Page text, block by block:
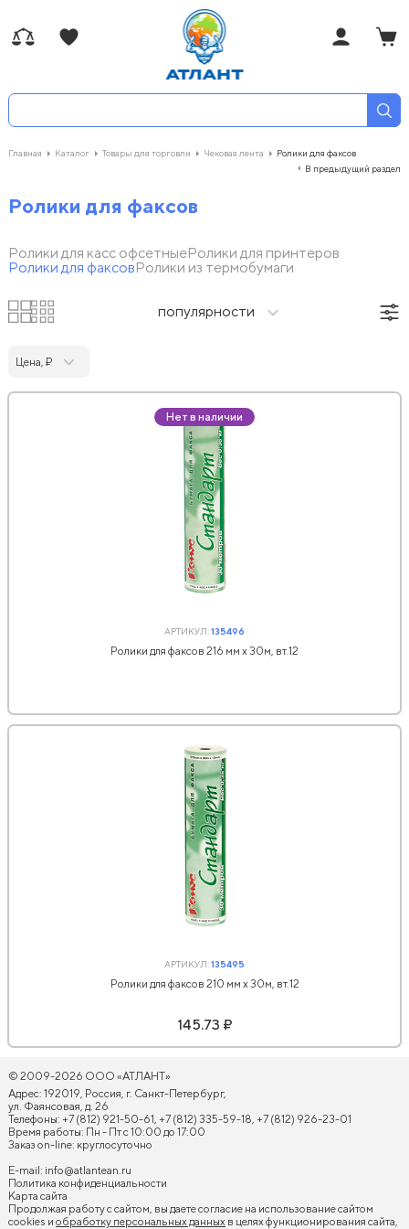
Главная Каталог Товары для торговли Чековая лента
Ролики для факсов
В предыдущий раздел
Ролики для факсов
Ролики для касс офсетныеРолики для принтеров
Ролики для факсовРолики из термобумаги
популярности
Цена, ₽
Нет в наличии
АРТИКУЛ:135496
Ролики для факсов 216 мм х 30м, вт.12
АРТИКУЛ:135495
Ролики для факсов 210 мм х 30м, вт.12
145.73 ₽
© 2009-2026 ООО «АТЛАНТ»
Адрес: 192019, Россия, г. Санкт-Петербург,
ул. Фаянсовая, д. 26
Телефоны: +7 (812) 921-50-61, +7 (812) 335-59-18, +7 (812) 926-23-01
Время работы: Пн - Пт с 10:00 до 17:00
Заказ on-line: круглосуточно
E-mail: info@atlantean.ru
Политика конфиденциальности
Карта сайта
Продолжая работу с сайтом, вы даете согласие на использование сайтом
cookies и обработку персональных данных в целях функционирования сайта,